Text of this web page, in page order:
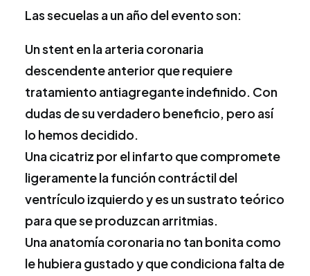
Las secuelas a un año del evento son:
Un stent en la arteria coronaria
descendente anterior que requiere
tratamiento antiagreganteindefinido. Con
dudas de su verdadero beneficio, pero así
lo hemos decidido.
Unacicatriz por el infarto que compromete
ligeramente la función contráctil del
ventrículo izquierdo y es un sustrato teórico
para que se produzcan arritmias.
Una anatomía coronaria no tan bonita como
le hubiera gustado y que condiciona falta de